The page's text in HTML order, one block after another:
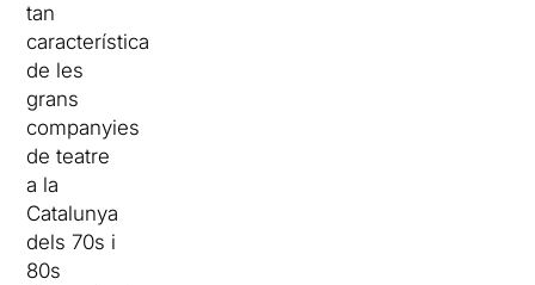
tan
característica
de les
grans
companyies
de teatre
a la
Catalunya
dels 70s i
80s